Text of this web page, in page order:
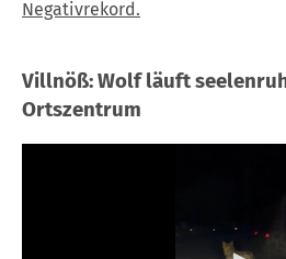
Negativrekord.
Villnöß: Wolf läuft
Ortszentrum